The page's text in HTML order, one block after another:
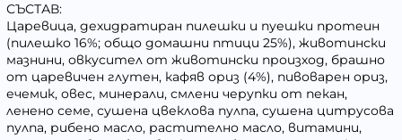
СЪСТАВ:
Царевица, дехидратиран пилешки и пуешки протеин
(пилешко 16%; общо домашни птици 25%), животински
мазнини, овкусител от животински произход, брашно
от царевичен глутен, кафяв ориз (4%), пивоварен ориз,
ечемик, овес, минерали, смлени черупки от пекан,
ленено семе, сушена цвеклова пулпа, сушена цитрусова
пулпа, рибено масло, растително масло, витамини,